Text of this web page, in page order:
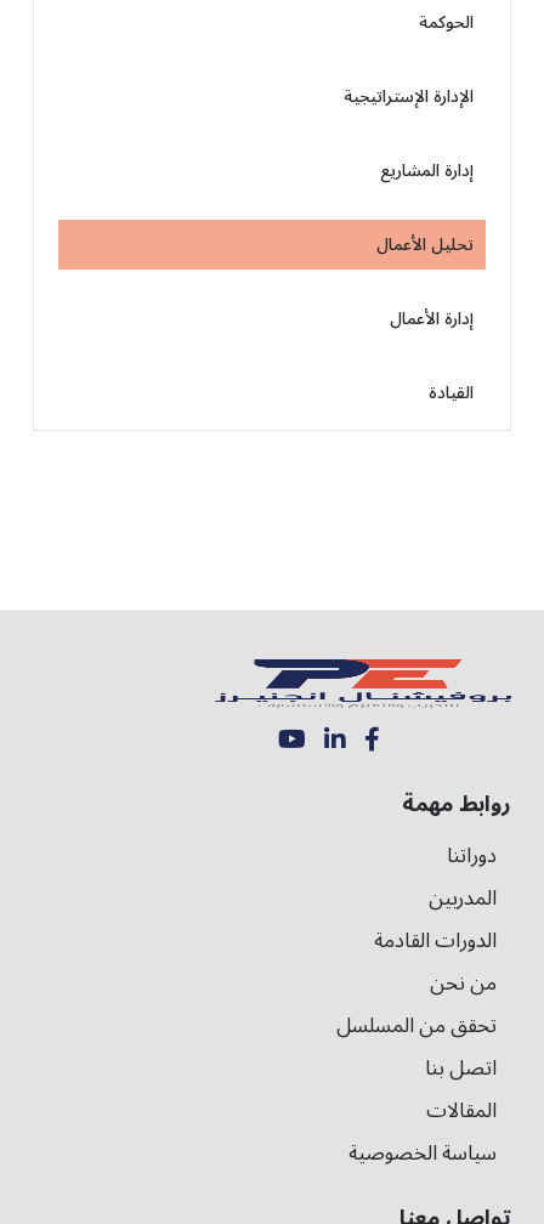
الحوكمة
الإدارة الإستراتيجية
إدارة المشاريع
تحليل الأعمال
إدارة الأعمال
القيادة
روابط مهمة
دوراتنا
المدربين
الدورات القادمة
من نحن
تحقق من المسلسل
اتصل بنا
المقالات
سياسة الخصوصية